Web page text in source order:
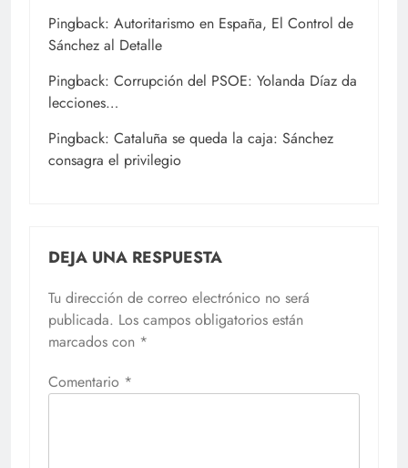
Pingback: Autoritarismo en España, El Control de
Sánchez al Detalle
Pingback: Corrupción del PSOE: Yolanda Díaz da
lecciones…
Pingback: Cataluña se queda la caja: Sánchez
consagra el privilegio
DEJA UNA RESPUESTA
Tu dirección de correo electrónico no será
publicada. Los campos obligatorios están
marcados con *
Comentario *